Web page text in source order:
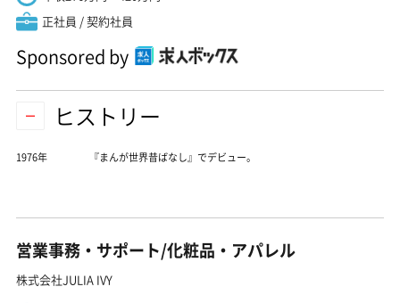
正社員 / 契約社員
Sponsored by
ヒストリー
1976年 『まんが世界昔ばなし』でデビュー。
営業事務・サポート/化粧品・アパレル
株式会社JULIA IVY